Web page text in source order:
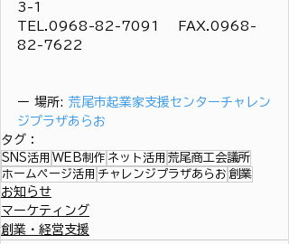
3-1
TEL.0968-82-7091 　FAX.0968-
82-7622
ー 場所: 荒尾市起業家支援センターチャレン
ジプラザあらお
タグ：
SNS活用 WEB制作 ネット活用 荒尾商工会議所
ホームページ活用 チャレンジプラザあらお 創業
お知らせ
マーケティング
創業・経営支援